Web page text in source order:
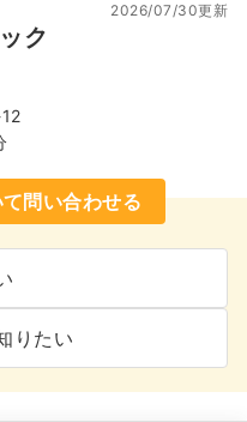
ク
2026/07/30更新
問い合わせる
りたい